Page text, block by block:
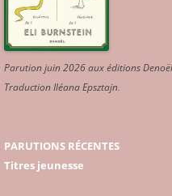
Parution juin 2026 aux éditions
Traduction Iléana Epsztajn.
PARUTIONS RÉCENTES
Titres jeunesse